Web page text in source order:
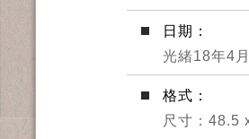
日期：
光緒18年4月
格式：
尺寸：48.5